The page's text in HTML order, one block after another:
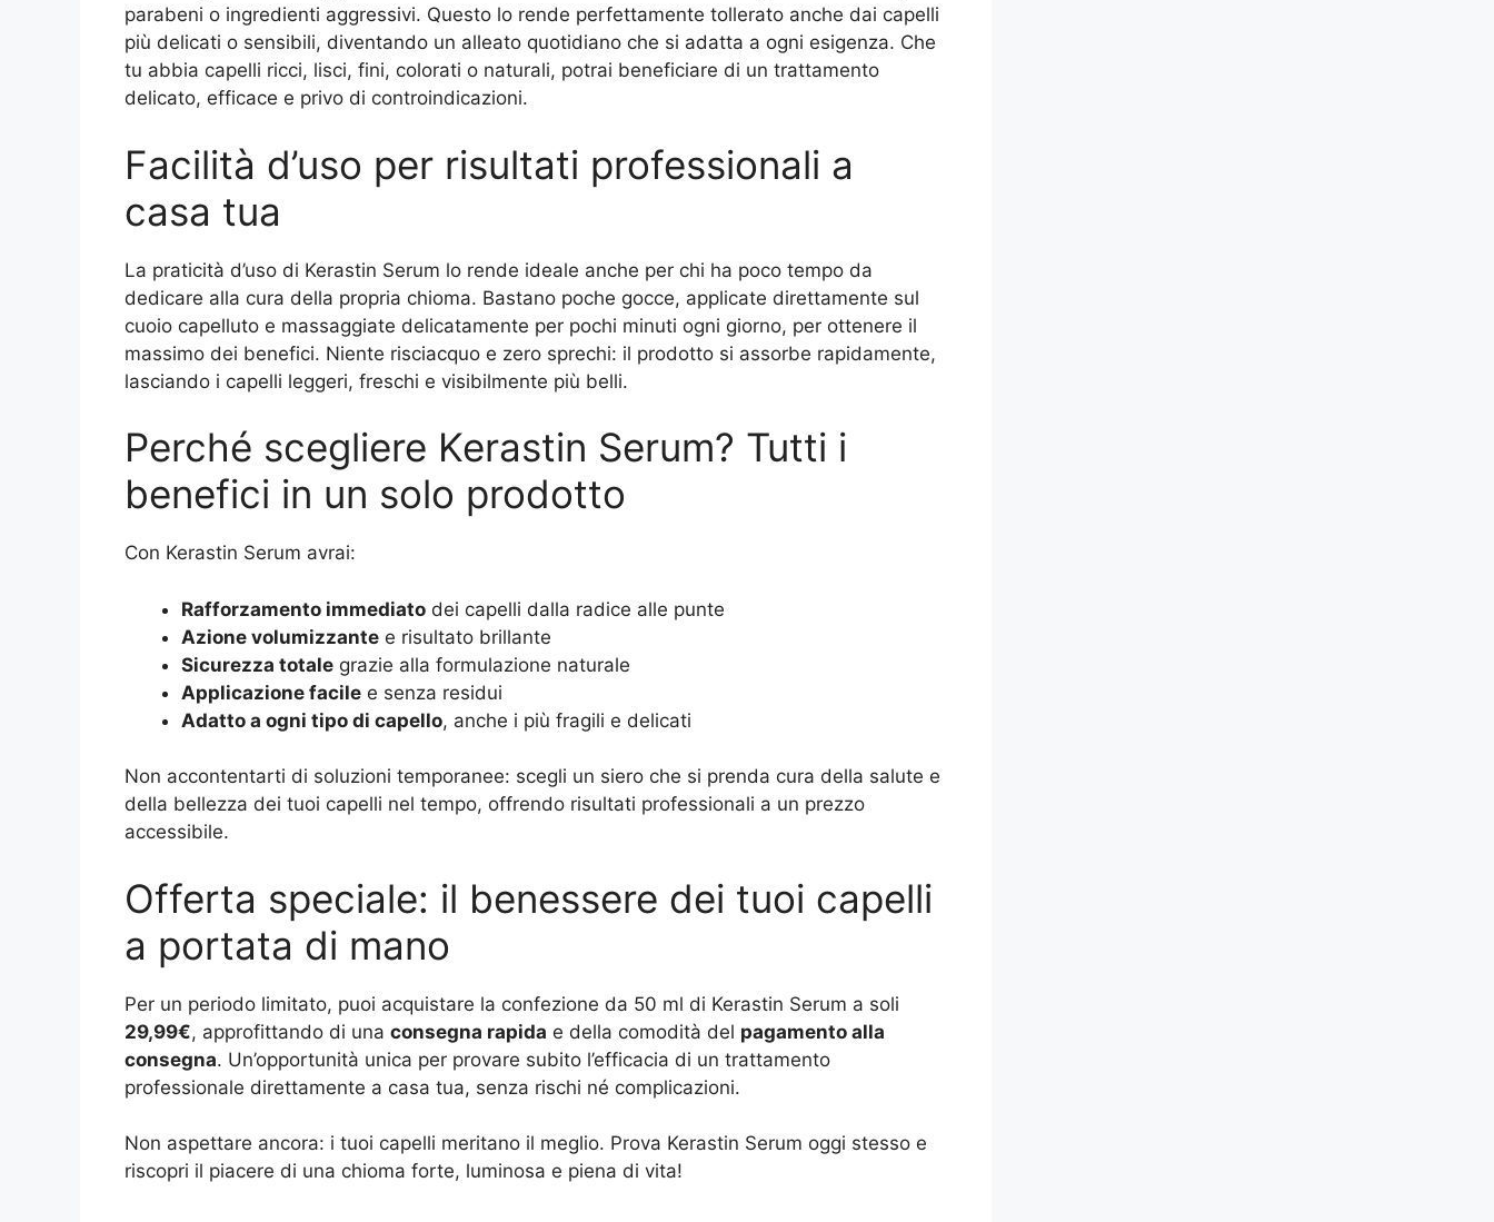
parabeni o ingredienti aggressivi. Questo lo rende perfettamente tollerato anche dai capelli
più delicati o sensibili, diventando un alleato quotidiano che si adatta a ogni esigenza. Che
tu abbia capelli ricci, lisci, fini, colorati o naturali, potrai beneficiare di un trattamento
delicato, efficace e privo di controindicazioni.
Facilità d’uso per risultati professionali a
casa tua
La praticità d’uso di Kerastin Serum lo rende ideale anche per chi ha poco tempo da
dedicare alla cura della propria chioma. Bastano poche gocce, applicate direttamente sul
cuoio capelluto e massaggiate delicatamente per pochi minuti ogni giorno, per ottenere il
massimo dei benefici. Niente risciacquo e zero sprechi: il prodotto si assorbe rapidamente,
lasciando i capelli leggeri, freschi e visibilmente più belli.
Perché scegliere Kerastin Serum? Tutti i
benefici in un solo prodotto
Con Kerastin Serum avrai:
Rafforzamento immediato dei capelli dalla radice alle punte
Azione volumizzante e risultato brillante
Sicurezza totale grazie alla formulazione naturale
Applicazione facile e senza residui
Adatto a ogni tipo di capello, anche i più fragili e delicati
Non accontentarti di soluzioni temporanee: scegli un siero che si prenda cura della salute e
della bellezza dei tuoi capelli nel tempo, offrendo risultati professionali a un prezzo
accessibile.
Offerta speciale: il benessere dei tuoi capelli
a portata di mano
Per un periodo limitato, puoi acquistare la confezione da 50 ml di Kerastin Serum a soli
29,99€, approfittando di una consegna rapida e della comodità del pagamento alla
consegna. Un’opportunità unica per provare subito l’efficacia di un trattamento
professionale direttamente a casa tua, senza rischi né complicazioni.
Non aspettare ancora: i tuoi capelli meritano il meglio. Prova Kerastin Serum oggi stesso e
riscopri il piacere di una chioma forte, luminosa e piena di vita!